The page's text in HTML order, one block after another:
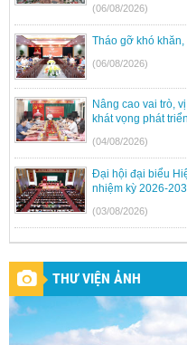
(06/08/2026)
Tháo gỡ khó
(06/08/2026)
Nâng cao vai trò,
khát vọng phát
(04/08/2026)
Đại hội đại biểu
nhiệm kỳ 2026-
(03/08/2026)
THƯ VIỆN ẢNH